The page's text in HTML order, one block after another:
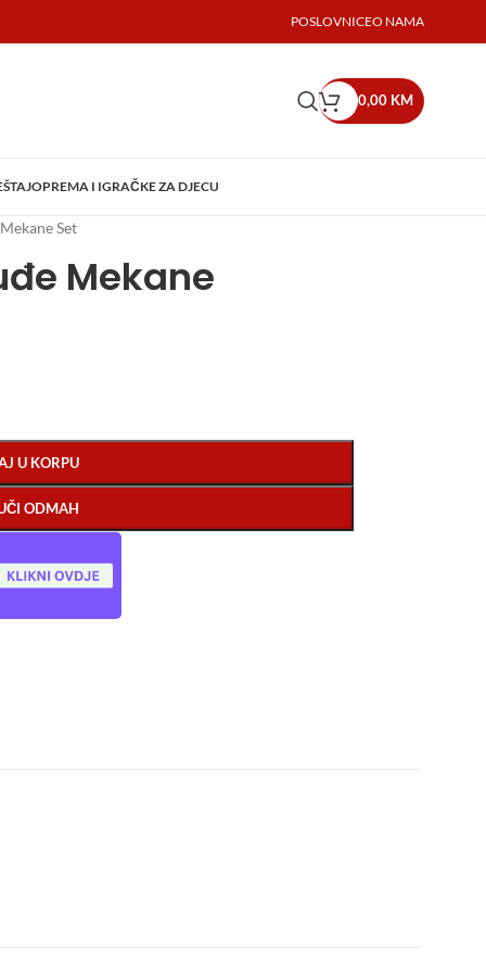
POSLOVNICEO NAMA
0,00 KM
OPREMA I IGRAČKE ZA DJECU
Set
Mekane
U KORPU
ODMAH